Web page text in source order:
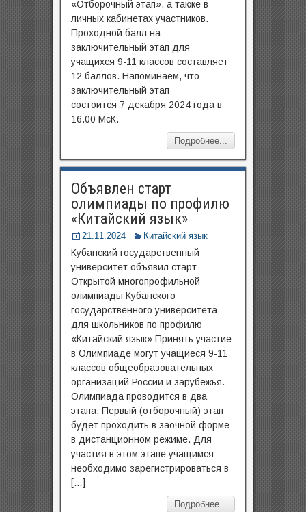
«Отборочный этап», а также в
личных кабинетах участников.
Проходной балл на
заключительный этап для
учащихся 9-11 классов составляет
12 баллов. Напоминаем, что
заключительный этап
состоится 7 декабря 2024 года в
16.00 МсК.
Подробнее...
Объявлен старт
олимпиады по профилю
«Китайский язык»
21.11.2024 Китайский язык
Кубанский государственный
университет объявил старт
Открытой многопрофильной
олимпиады Кубанского
государственного университета
для школьников по профилю
«Китайский язык» Принять участие
в Олимпиаде могут учащиеся 9-11
классов общеобразовательных
организаций России и зарубежья.
Олимпиада проводится в два
этапа: Первый (отборочный) этап
будет проходить в заочной форме
в дистанционном режиме. Для
участия в этом этапе учащимся
необходимо зарегистрироваться в
[…]
Подробнее...